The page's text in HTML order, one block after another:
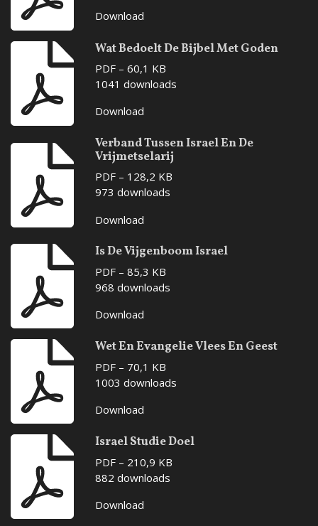
Download
Wat Bedoelt De Bijbel Met Goden
PDF – 60,1 KB
1041 downloads
Download
Verband Tussen Israel En De
Vrijmetselarij
PDF – 128,2 KB
973 downloads
Download
Is De Vijgenboom Israel
PDF – 85,3 KB
968 downloads
Download
Wet En Evangelie Vlees En Geest
PDF – 70,1 KB
1003 downloads
Download
Israel Studie Doel
PDF – 210,9 KB
882 downloads
Download